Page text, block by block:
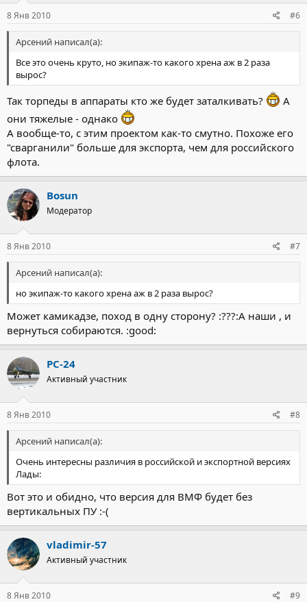
8 Янв 2010 #6
Арсений написал(а):
Все это очень круто, но экипаж-то какого хрена аж в 2 раза
вырос?
Так торпеды в аппараты кто же будет заталкивать?
А
они тяжелые - однако
А вообще-то, с этим проектом как-то смутно. Похоже его
"сварганили" больше для экспорта, чем для российского
флота.
Bosun
Модератор
8 Янв 2010 #7
Арсений написал(а):
но экипаж-то какого хрена аж в 2 раза вырос?
Может камикадзе, поход в одну сторону? :???:А наши , и
вернуться собираются. :good:
РС-24
Активный участник
8 Янв 2010 #8
Арсений написал(а):
Очень интересны различия в российской и экспортной версиях
Лады:
Вот это и обидно, что версия для ВМФ будет без
вертикальных ПУ :-(
vladimir-57
Активный участник
8 Янв 2010 #9